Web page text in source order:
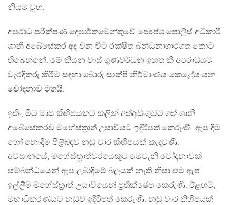
නියම වූහ.
අපරාධ පරීක්ෂණ දෙපාර්තමේන්තුවේ ජ්‍යෙෂ්ඨ පොලිස් අධිකාරී
ශානී අබේසේකර අද වන විට රක්ෂිත බන්ධනාගාරගත කොට
තිබෙන්නේ, මේ කියන වාස් ගුණවර්ධන ඉහත කී අපරාධයට
වැරදිකරු කිරීම සඳහා බොරු සාක්ෂි නිර්මාණය කෙළේය යන
චෝදනාව මතයි.
ඉතිං, මීට මාස කිහිපයකට කලින් අත්අඩංගුවට ගත් ශානී
අබේසේකරව මහේස්ත‍්‍රාත් උසාවියට ඉදිරිපත් කෙරුණි. ඇප දීම
හෝ නොදීම පිළිබඳව නඩු වාර කිහිපයක් කැඳවුණි.
අවසානයේ, මහේස්ත‍්‍රාත්වරයෙකුට මෙවැනි චෝදනාවක්
සම්බන්ධයෙන් ඇප ලබාදීමේ බලයක් නැති නිසා එම ඇප
ඉල්ලීම මහේස්ත‍්‍රාත් උසාවියෙන් ප‍්‍රතික්ෂේප කෙරුණි. ඊළඟට,
මහාධිකරණයට නඩුව ඉදිරිපත් කෙරුණි. නඩු වාර කිහිපයක්